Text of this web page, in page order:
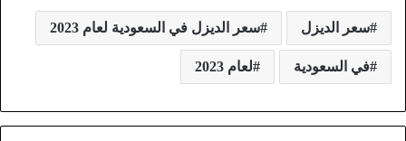
سعر الديزل سعر الديزل في السعودية لعام 2023
في السعودية لعام 2023